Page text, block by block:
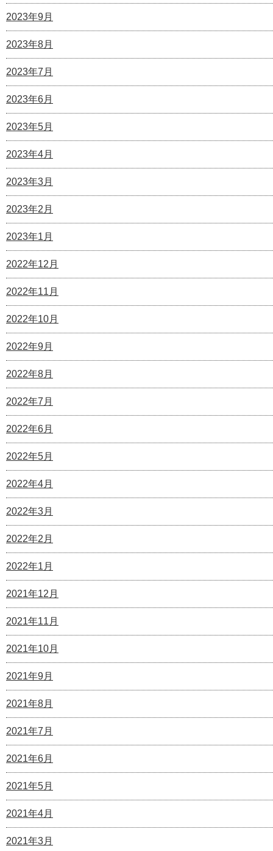
2023年9月
2023年8月
2023年7月
2023年6月
2023年5月
2023年4月
2023年3月
2023年2月
2023年1月
2022年12月
2022年11月
2022年10月
2022年9月
2022年8月
2022年7月
2022年6月
2022年5月
2022年4月
2022年3月
2022年2月
2022年1月
2021年12月
2021年11月
2021年10月
2021年9月
2021年8月
2021年7月
2021年6月
2021年5月
2021年4月
2021年3月